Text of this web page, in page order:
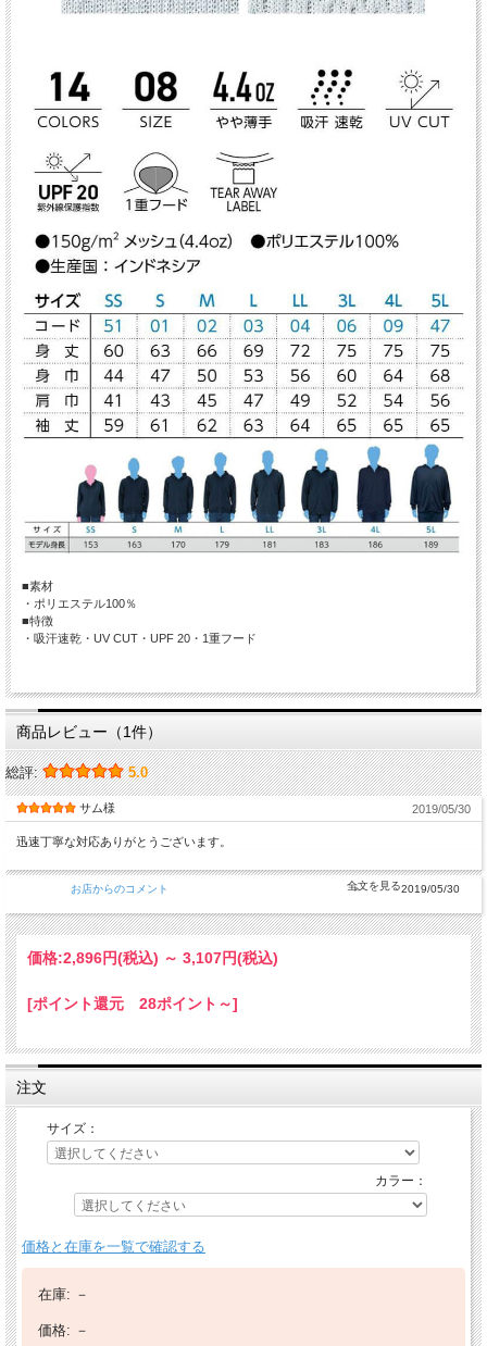
■素材
・ポリエステル100％
■特徴
・吸汗速乾・UV CUT・UPF 20・1重フード
商品レビュー（1件）
総評: 5.0
サム様 2019/05/30
迅速丁寧な対応ありがとうございます。
お店からのコメント 2019/05/30
価格:2,896円(税込) ～ 3,107円(税込)
[ポイント還元 28ポイント～]
注文
サイズ：
カラー：
価格と在庫を一覧で確認する
在庫: －
価格: －